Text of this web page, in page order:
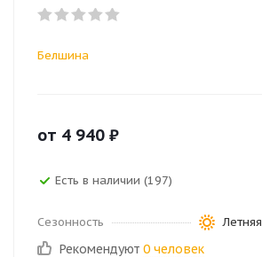
Белшина
от 4 940 ₽
Есть в наличии (197)
Сезонность Летняя
Рекомендуют 0 человек